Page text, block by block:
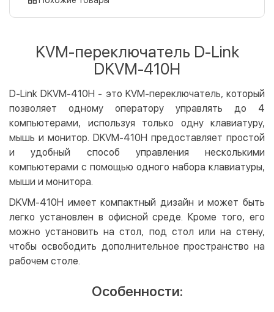
LiqPay
Google Pay
Безналичный расчет
Оплата на карту юр.лица
Оплата на счет юр.лица
Бесплатно
Покупка частями (Монобанк)
KVM-переключатель D-Link
DKVM-410H
D-Link DKVM-410H - это KVM-переключатель, который
позволяет одному оператору управлять до 4
компьютерами, используя только одну клавиатуру,
мышь и монитор. DKVM-410H предоставляет простой
и удобный способ управления несколькими
компьютерами с помощью одного набора клавиатуры,
мыши и монитора.
DKVM-410H имеет компактный дизайн и может быть
легко установлен в офисной среде. Кроме того, его
можно установить на стол, под стол или на стену,
чтобы освободить дополнительное пространство на
рабочем столе.
Особенности: